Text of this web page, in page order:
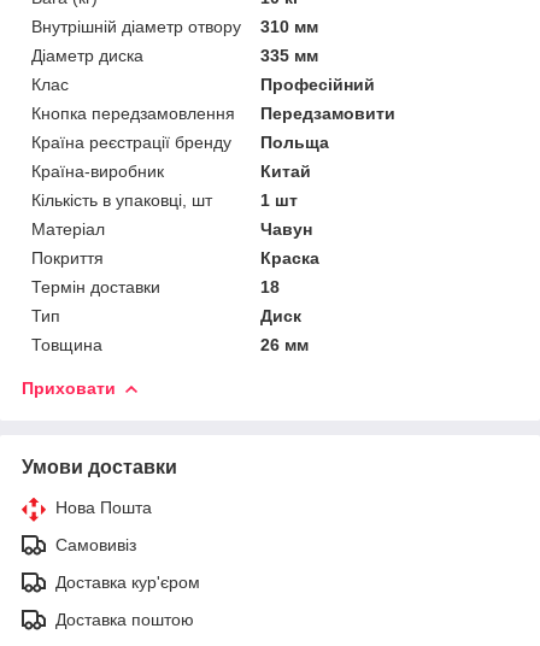
Внутрішній діаметр отвору
310 мм
Діаметр диска
335 мм
Клас
Професійний
Кнопка передзамовлення
Передзамовити
Країна реєстрації бренду
Польща
Країна-виробник
Китай
Кількість в упаковці, шт
1 шт
Матеріал
Чавун
Покриття
Краска
Термін доставки
18
Тип
Диск
Товщина
26 мм
Приховати
Умови доставки
Нова Пошта
Самовивіз
Доставка кур'єром
Доставка поштою